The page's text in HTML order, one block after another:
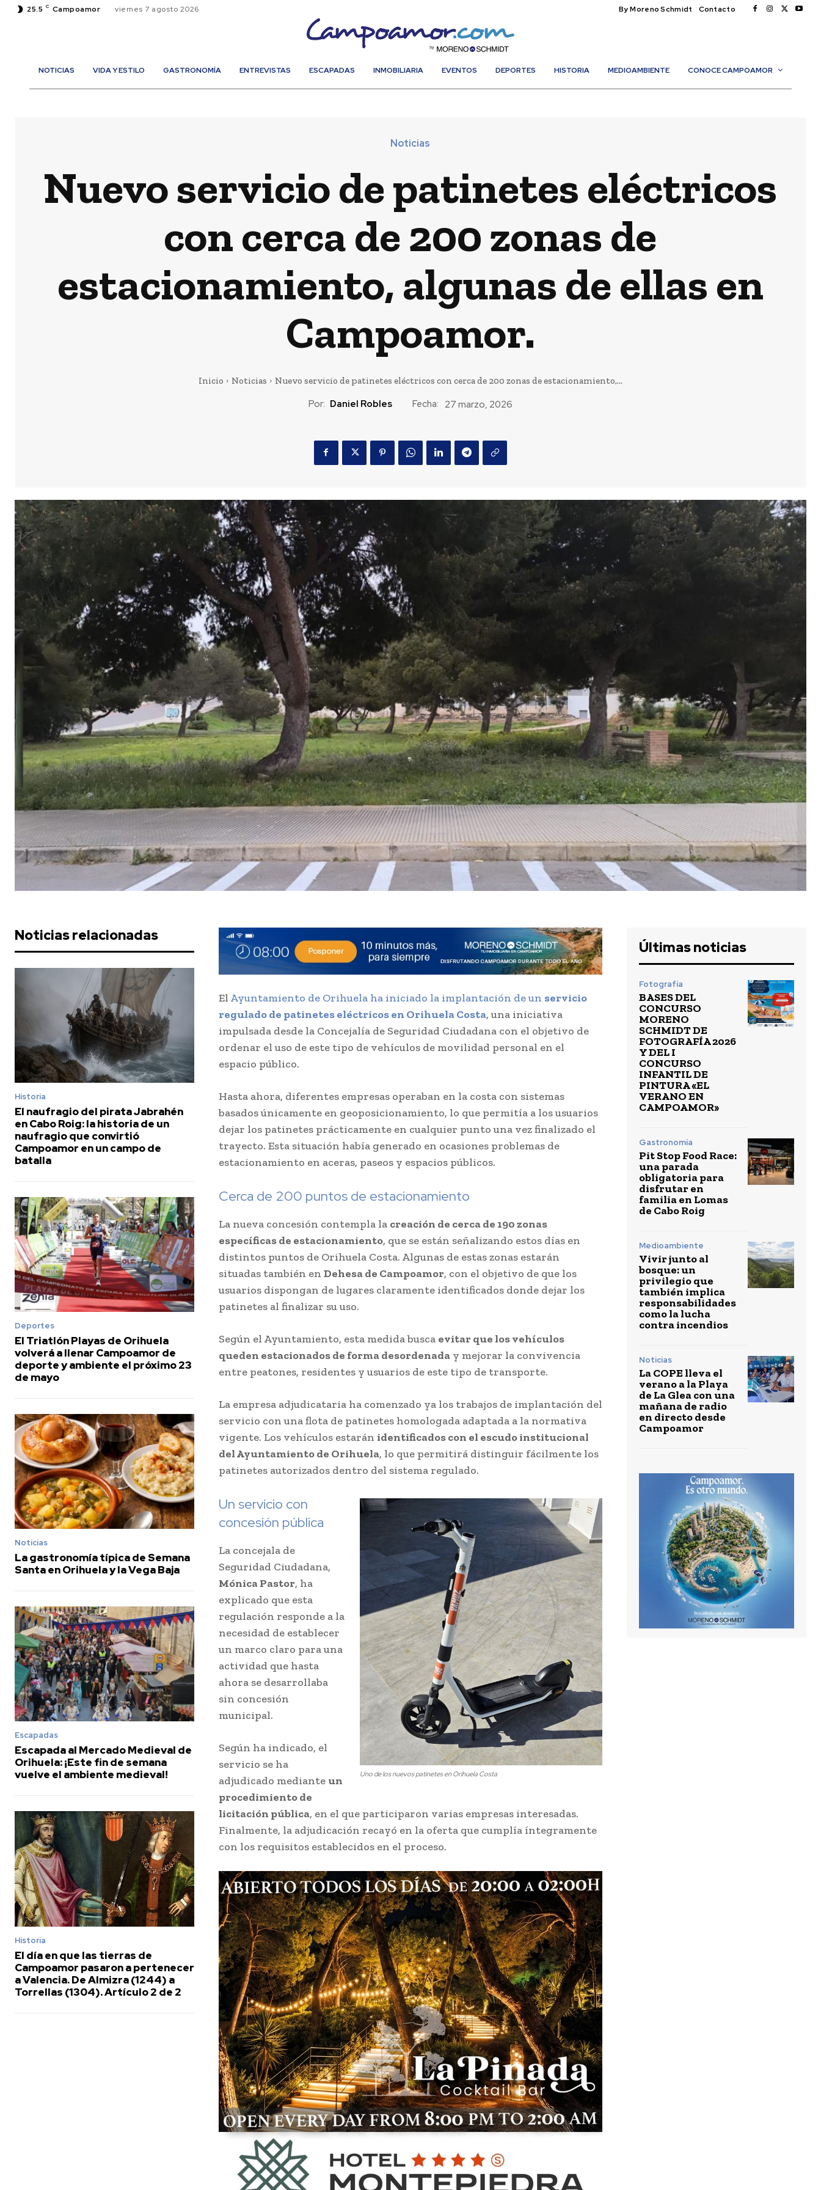
25.5 C Campoamor viernes 7 agosto 2026 By Moreno Schmidt Contacto
NOTICIAS VIDA Y ESTILO GASTRONOMÍA ENTREVISTAS ESCAPADAS INMOBILIARIA EVENTOS DEPORTES HISTORIA MEDIOAMBIENTE CONOCE CAMPOAMOR
Noticias
Nuevo servicio de patinetes eléctricos
con cerca de 200 zonas de
estacionamiento, algunas de ellas en
Campoamor.
Inicio Noticias Nuevo servicio de patinetes eléctricos con cerca de 200 zonas de estacionamiento,...
Por: Daniel Robles Fecha: 27 marzo, 2026
Noticias relacionadas
Historia
El naufragio del pirata Jabrahén
en Cabo Roig: la historia de un
naufragio que convirtió
Campoamor en un campo de
batalla
Deportes
El Triatlón Playas de Orihuela
volverá a llenar Campoamor de
deporte y ambiente el próximo 23
de mayo
Noticias
La gastronomía típica de Semana
Santa en Orihuela y la Vega Baja
Escapadas
Escapada al Mercado Medieval de
Orihuela: ¡Este fin de semana
vuelve el ambiente medieval!
Historia
El día en que las tierras de
Campoamor pasaron a pertenecer
a Valencia. De Almizra (1244) a
Torrellas (1304). Artículo 2 de 2
El Ayuntamiento de Orihuela ha iniciado la implantación de un servicio
regulado de patinetes eléctricos en Orihuela Costa, una iniciativa
impulsada desde la Concejalía de Seguridad Ciudadana con el objetivo de
ordenar el uso de este tipo de vehículos de movilidad personal en el
espacio público.
Hasta ahora, diferentes empresas operaban en la costa con sistemas
basados únicamente en geoposicionamiento, lo que permitía a los usuarios
dejar los patinetes prácticamente en cualquier punto una vez finalizado el
trayecto. Esta situación había generado en ocasiones problemas de
estacionamiento en aceras, paseos y espacios públicos.
Cerca de 200 puntos de estacionamiento
La nueva concesión contempla la creación de cerca de 190 zonas
específicas de estacionamiento, que se están señalizando estos días en
distintos puntos de Orihuela Costa. Algunas de estas zonas estarán
situadas también en Dehesa de Campoamor, con el objetivo de que los
usuarios dispongan de lugares claramente identificados donde dejar los
patinetes al finalizar su uso.
Según el Ayuntamiento, esta medida busca evitar que los vehículos
queden estacionados de forma desordenada y mejorar la convivencia
entre peatones, residentes y usuarios de este tipo de transporte.
La empresa adjudicataria ha comenzado ya los trabajos de implantación del
servicio con una flota de patinetes homologada adaptada a la normativa
vigente. Los vehículos estarán identificados con el escudo institucional
del Ayuntamiento de Orihuela, lo que permitirá distinguir fácilmente los
patinetes autorizados dentro del sistema regulado.
Uno de los nuevos patinetes en Orihuela Costa
Un servicio con
concesión pública
La concejala de
Seguridad Ciudadana,
Mónica Pastor, ha
explicado que esta
regulación responde a la
necesidad de establecer
un marco claro para una
actividad que hasta
ahora se desarrollaba
sin concesión
municipal.
Según ha indicado, el
servicio se ha
adjudicado mediante un
procedimiento de
licitación pública, en el que participaron varias empresas interesadas.
Finalmente, la adjudicación recayó en la oferta que cumplía íntegramente
con los requisitos establecidos en el proceso.
Últimas noticias
Fotografía
BASES DEL
CONCURSO
MORENO
SCHMIDT DE
FOTOGRAFÍA 2026
Y DEL I
CONCURSO
INFANTIL DE
PINTURA «EL
VERANO EN
CAMPOAMOR»
Gastronomía
Pit Stop Food Race:
una parada
obligatoria para
disfrutar en
familia en Lomas
de Cabo Roig
Medioambiente
Vivir junto al
bosque: un
privilegio que
también implica
responsabilidades
como la lucha
contra incendios
Noticias
La COPE lleva el
verano a la Playa
de La Glea con una
mañana de radio
en directo desde
Campoamor